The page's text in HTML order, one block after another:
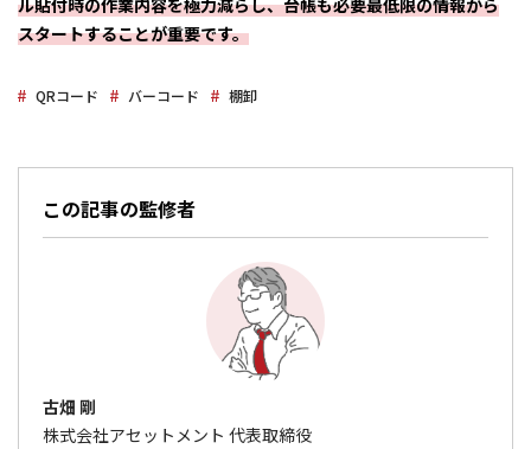
ル貼付時の作業内容を極力減らし、台帳も必要最低限の情報から
スタートすることが重要です。
QRコード バーコード 棚卸
この記事の監修者
古畑 剛
株式会社アセットメント 代表取締役